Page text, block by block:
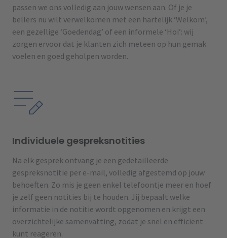
passen we ons volledig aan jouw wensen aan. Of je je
bellers nu wilt verwelkomen met een hartelijk ‘Welkom’,
een gezellige ‘Goedendag’ of een informele ‘Hoi’: wij
zorgen ervoor dat je klanten zich meteen op hun gemak
voelen en goed geholpen worden.
Individuele gespreksnotities
Na elk gesprek ontvang je een gedetailleerde
gespreksnotitie per e-mail, volledig afgestemd op jouw
behoeften. Zo mis je geen enkel telefoontje meer en hoef
je zelf geen notities bij te houden. Jij bepaalt welke
informatie in de notitie wordt opgenomen en krijgt een
overzichtelijke samenvatting, zodat je snel en efficiënt
kunt reageren.